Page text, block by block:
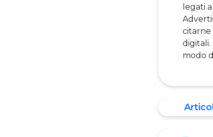
legati
citarne
modo